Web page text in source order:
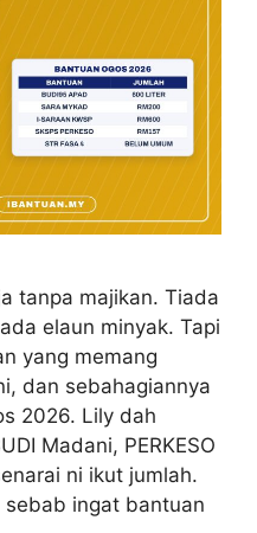
tanpa majikan. Tiada
elaun minyak. Tapi
yang memang
dan sebahagiannya
2026. Lily dah
Madani, PERKESO
ni ikut jumlah.
sebab ingat bantuan